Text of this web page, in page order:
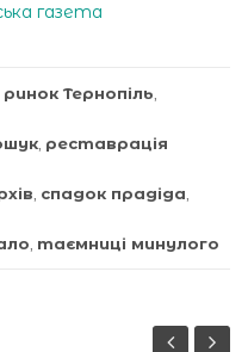
газета
Тернопіль,
, реставрація
, спадок прадіда,
, таємниці минулого